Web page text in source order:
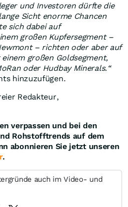
und Investoren dürfte die
Sicht enorme Chancen
sich dabei auf
großen Kupfersegment –
– richten oder aber auf
großen Goldsegment,
oder Hudbay Minerals.“
hinzuzufügen.
Redakteur,
verpassen und bei den
Rohstofftrends auf dem
abonnieren Sie jetzt unseren
.
auch im Video- und